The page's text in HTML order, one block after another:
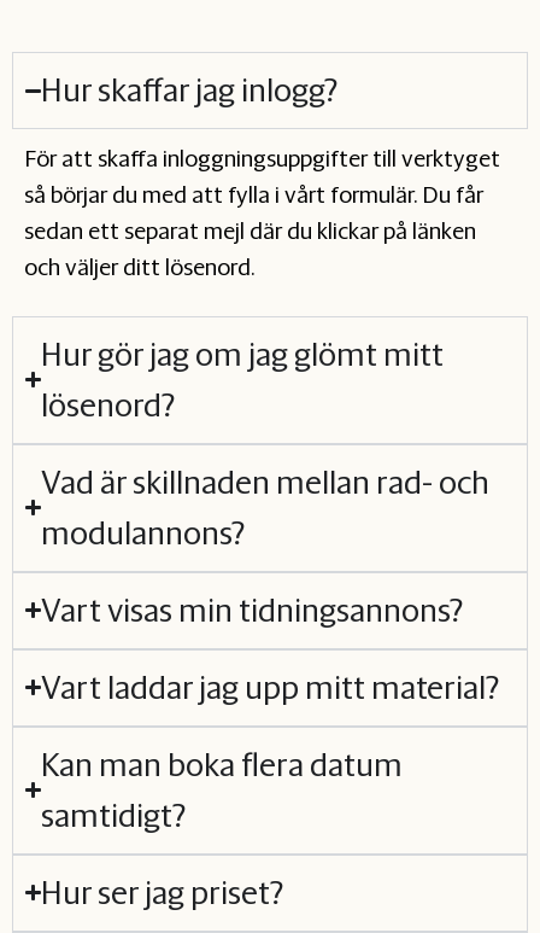
Hur skaffar jag inlogg?
För att skaffa inloggningsuppgifter till verktyget
så börjar du med att fylla i vårt formulär. Du får
sedan ett separat mejl där du klickar på länken
och väljer ditt lösenord.
Hur gör jag om jag glömt mitt
lösenord?
Vad är skillnaden mellan rad- och
modulannons?
Vart visas min tidningsannons?
Vart laddar jag upp mitt material?
Kan man boka flera datum
samtidigt?
Hur ser jag priset?